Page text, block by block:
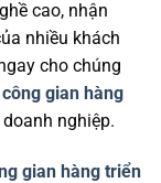
cao, nhận
nhiều khách
cho chúng
gian hàng
nghiệp.
gian hàng triển